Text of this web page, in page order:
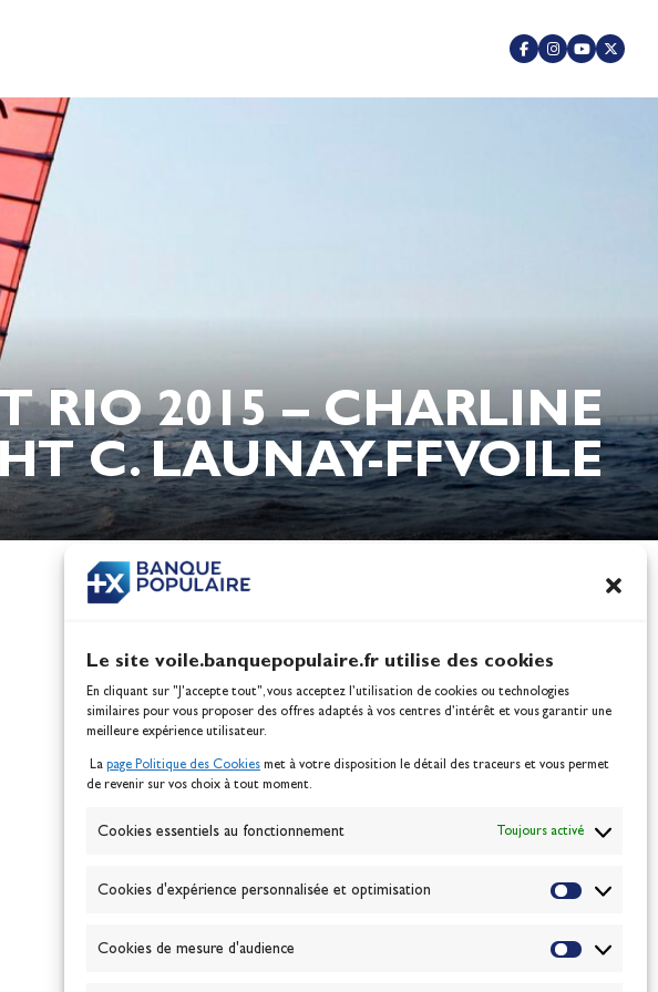
Le site voile.banquepopulaire.fr utilise des cookies
En cliquant sur "J'accepte tout", vous acceptez l’utilisation de cookies ou technologies
similaires pour vous proposer des offres adaptés à vos centres d’intérêt et vous garantir une
meilleure expérience utilisateur.
La page Politique des Cookies met à votre disposition le détail des traceurs et vous permet
de revenir sur vos choix à tout moment.
Cookies essentiels au fonctionnement Toujours activé
Cookies d'expérience personnalisée et optimisation
Cookies de mesure d'audience
RIO 2015 – CHARLINE
C. LAUNAY-FFVOILE
et Lou
championnes
100% Glisse - Écoles
ABONNEZ-VOUS
J'accepte la